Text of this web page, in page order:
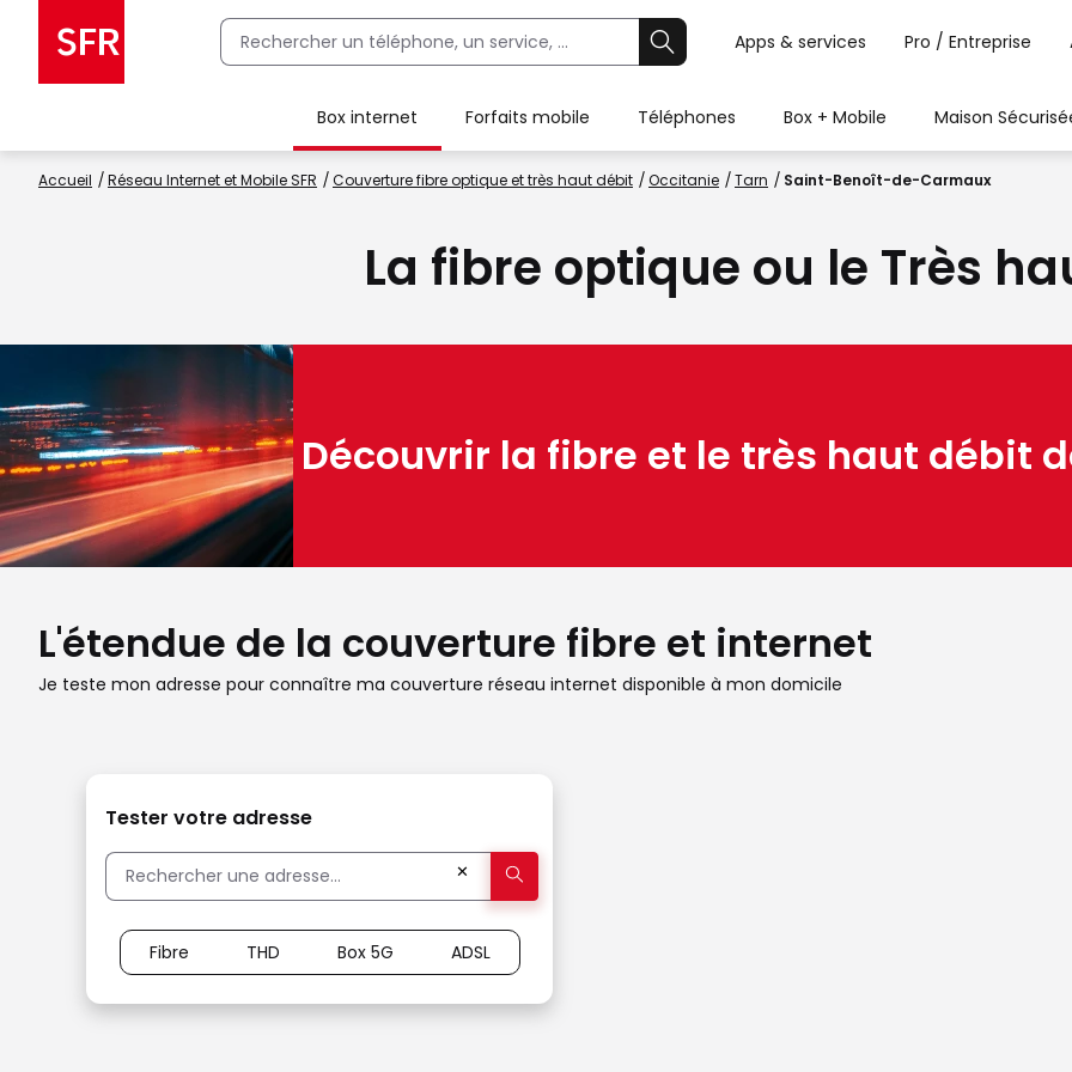
Apps & services Pro / Entreprise
Box internet Forfaits mobile Téléphones Box + Mobile Maison
Accueil Réseau Internet et Mobile SFR Couverture fibre optique et très haut débit Occitanie Tarn Saint-Benoît-de-Carmaux
La fibre optique ou le Très
Découvrir la fibre et le très haut débit
L'étendue de la couverture fibre et internet
Je teste mon adresse pour connaître ma couverture réseau internet disponible à mon domicile
Tester votre adresse
✕
Fibre THD Box 5G ADSL